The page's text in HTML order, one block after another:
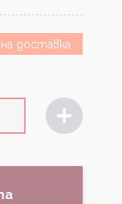
доставка